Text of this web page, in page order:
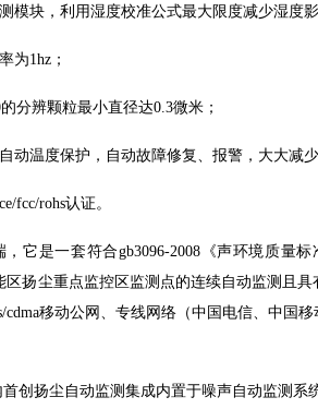
模块，利用湿度校准公式最大限度减少湿度
为1hz；
分辨颗粒最小直径达0.3微米；
动温度保护，自动故障修复、报警，大大减
ce/fcc/rohs认证。
，它是一套符合gb3096-2008《声环境质量
区扬尘重点监控区监测点的连续自动监测且
cdma移动公网、专线网络（中国电信、中国
首创扬尘自动监测集成内置于噪声自动监测系